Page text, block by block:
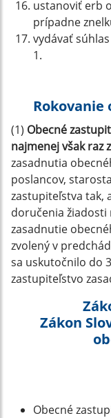
ustanoviť erb
prípadne
vydávať
1.
(1) Obecné
najmenej však raz
zasadnutia
poslancov,
zastupiteľstva tak,
doručenia žiadosti
zasadnutie
zvolený v
sa uskutočnilo do
zastupiteľstvo
Zákon
Obecné